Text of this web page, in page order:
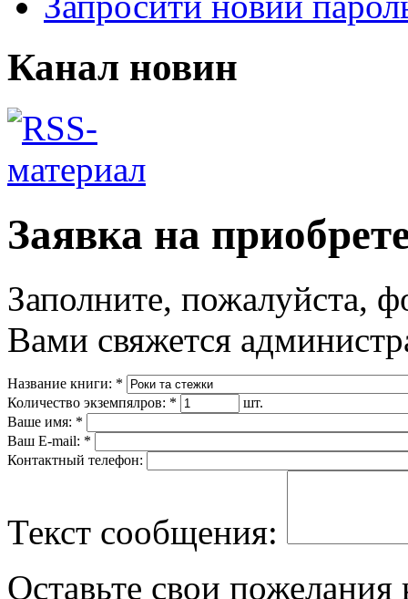
Канал новин
Заявка на
Заполните, пожалуйста,
Вами свяжется
Название книги: *
Количество экземпялров: *
шт.
Ваше имя: *
Ваш E-mail: *
Контактный телефон:
Текст сообщения:
Оставьте свои пожелания